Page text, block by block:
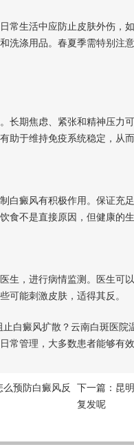
生活中应防止皮肤外伤，
洗涤用品。春夏季需特别注
期焦虑、紧张和精神压力
助于维持免疫系统稳定，从
癜风有积极作用。保证充
食不是直接原因，但健康的
，进行病情监测。医生可
可能刺激皮肤，适得其反。
癜风扩散？云南白斑医院
常管理，大多数患者能够有
预防白癜风反
下一篇： 昆
复发呢